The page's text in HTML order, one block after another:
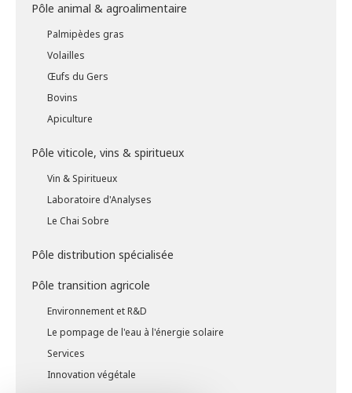
Pôle animal & agroalimentaire
Palmipèdes gras
Volailles
Œufs du Gers
Bovins
Apiculture
Pôle viticole, vins & spiritueux
Vin & Spiritueux
Laboratoire d'Analyses
Le Chai Sobre
Pôle distribution spécialisée
Pôle transition agricole
Environnement et R&D
Le pompage de l'eau à l'énergie solaire
Services
Innovation végétale